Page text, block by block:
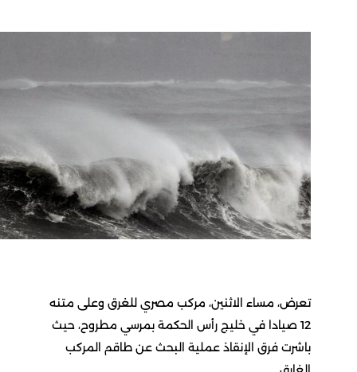
مساء الاثنين، مركب مصري للغرق وعلى متنه
صيادا في خليج رأس الحكمة بمرسي مطروح، حيث
فرق الإنقاذ عملية البحث عن طاقم المركب